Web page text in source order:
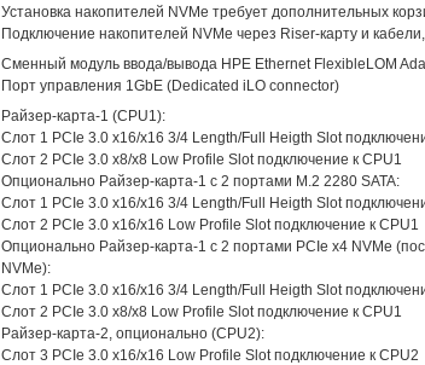
Установка накопителей NVMe требует дополнительных
Подключение накопителей NVMe через Riser-карту и
Сменный модуль ввода/вывода HPE Ethernet FlexibleLOM
Порт управления 1GbE (Dedicated iLO connector)
Райзер-карта-1 (CPU1):
Слот 1 PCIe 3.0 x16/x16 3/4 Length/Full Heigth Slot
Слот 2 PCIe 3.0 x8/x8 Low Profile Slot подключение к CPU1
Опционально Райзер-карта-1 с 2 портами M.2 2280 SATA:
Слот 1 PCIe 3.0 x16/x16 3/4 Length/Full Heigth Slot
Слот 2 PCIe 3.0 x16/x16 Low Profile Slot подключение к CPU1
Опционально Райзер-карта-1 с 2 портами PCIe x4 NVMe
NVMe):
Слот 1 PCIe 3.0 x16/x16 3/4 Length/Full Heigth Slot
Слот 2 PCIe 3.0 x8/x8 Low Profile Slot подключение к CPU1
Райзер-карта-2, опционально (CPU2):
Слот 3 PCIe 3.0 x16/x16 Low Profile Slot подключение к CPU2